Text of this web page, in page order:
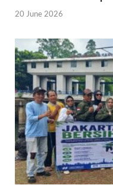
20 June 2026